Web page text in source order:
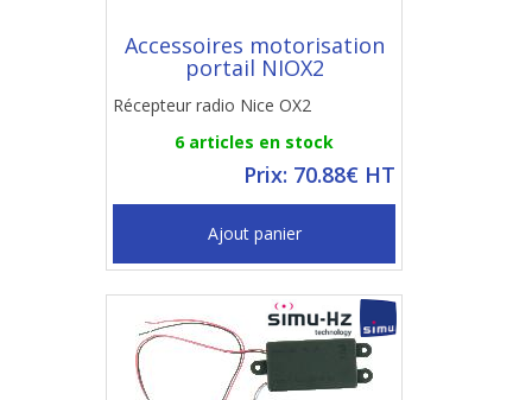
Accessoires motorisation
portail NIOX2
Récepteur radio Nice OX2
6 articles en stock
Prix: 70.88€ HT
Ajout panier